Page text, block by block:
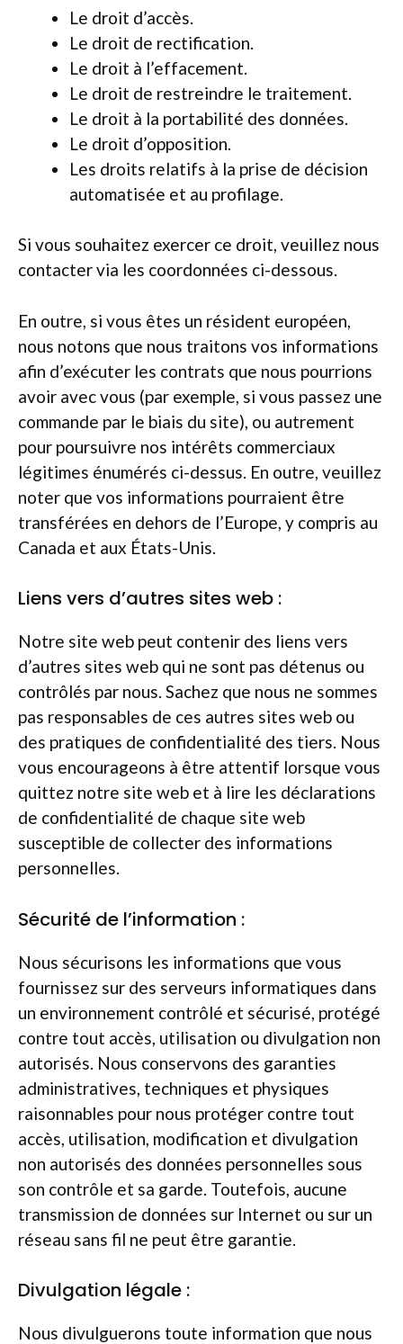
Le droit d’accès.
Le droit de rectification.
Le droit à l’effacement.
Le droit de restreindre le traitement.
Le droit à la portabilité des données.
Le droit d’opposition.
Les droits relatifs à la prise de décision
automatisée et au profilage.
Si vous souhaitez exercer ce droit, veuillez nous
contacter via les coordonnées ci-dessous.
En outre, si vous êtes un résident européen,
nous notons que nous traitons vos informations
afin d’exécuter les contrats que nous pourrions
avoir avec vous (par exemple, si vous passez une
commande par le biais du site), ou autrement
pour poursuivre nos intérêts commerciaux
légitimes énumérés ci-dessus. En outre, veuillez
noter que vos informations pourraient être
transférées en dehors de l’Europe, y compris au
Canada et aux États-Unis.
Liens vers d’autres sites web :
Notre site web peut contenir des liens vers
d’autres sites web qui ne sont pas détenus ou
contrôlés par nous. Sachez que nous ne sommes
pas responsables de ces autres sites web ou
des pratiques de confidentialité des tiers. Nous
vous encourageons à être attentif lorsque vous
quittez notre site web et à lire les déclarations
de confidentialité de chaque site web
susceptible de collecter des informations
personnelles.
Sécurité de l’information :
Nous sécurisons les informations que vous
fournissez sur des serveurs informatiques dans
un environnement contrôlé et sécurisé, protégé
contre tout accès, utilisation ou divulgation non
autorisés. Nous conservons des garanties
administratives, techniques et physiques
raisonnables pour nous protéger contre tout
accès, utilisation, modification et divulgation
non autorisés des données personnelles sous
son contrôle et sa garde. Toutefois, aucune
transmission de données sur Internet ou sur un
réseau sans fil ne peut être garantie.
Divulgation légale :
Nous divulguerons toute information que nous